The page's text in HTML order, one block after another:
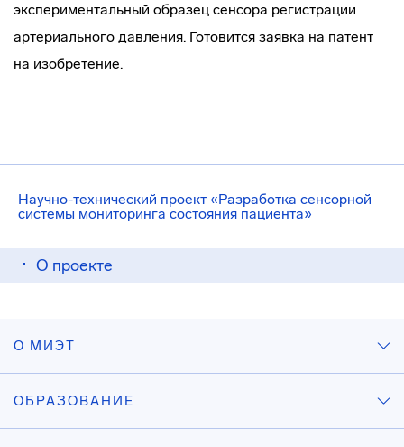
Научно-технический проект «Разработка сенсорной
системы мониторинга состояния пациента»
О проекте
экспериментальный образец сенсора регистрации
артериального давления. Готовится заявка на патент
на изобретение.
О МИЭТ
ОБРАЗОВАНИЕ